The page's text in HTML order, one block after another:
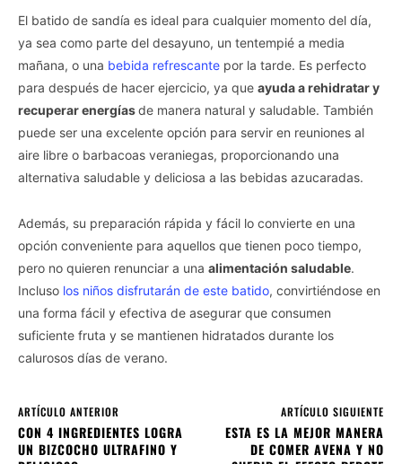
El batido de sandía es ideal para cualquier momento del día,
ya sea como parte del desayuno, un tentempié a media
mañana, o una bebida refrescante por la tarde. Es perfecto
para después de hacer ejercicio, ya que ayuda a rehidratar y
recuperar energíasde manera natural y saludable. También
puede ser una excelente opción para servir en reuniones al
aire libre o barbacoas veraniegas, proporcionando una
alternativa saludable y deliciosa a las bebidas azucaradas.
Además, su preparación rápida y fácil lo convierte en una
opción conveniente para aquellos que tienen poco tiempo,
pero no quieren renunciar a una alimentación saludable.
Incluso los niños disfrutarán de este batido, convirtiéndose en
una forma fácil y efectiva de asegurar que consumen
suficiente fruta y se mantienen hidratados durante los
calurosos días de verano.
ARTÍCULO ANTERIOR
CON 4 INGREDIENTES LOGRA
UN BIZCOCHO ULTRAFINO Y
ARTÍCULO SIGUIENTE
ESTA ES LA MEJOR MANERA
DE COMER AVENA Y NO